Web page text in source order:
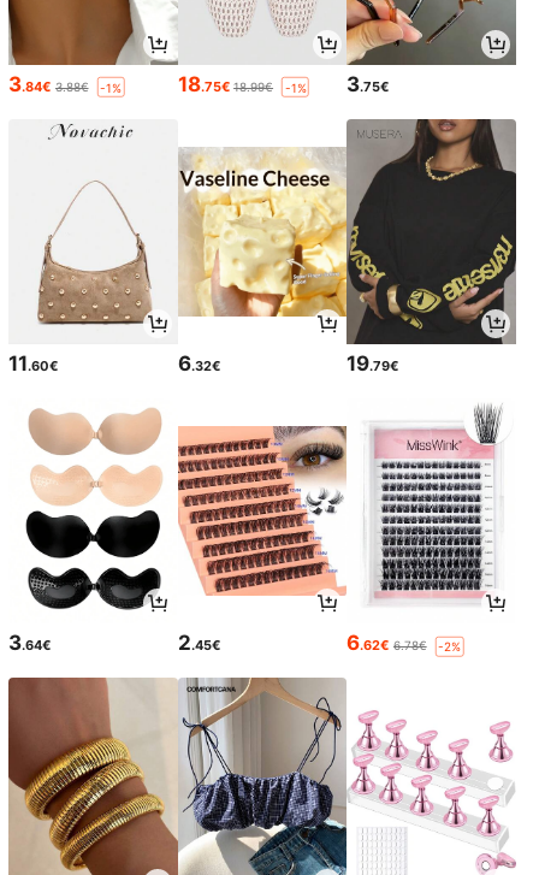
3.84€ 3.88€ -1% 18.75€ 18.99€ -1% 3.75€
11.60€ 6.32€ 19.79€
3.64€ 2.45€ 6.62€ 6.78€ -2%